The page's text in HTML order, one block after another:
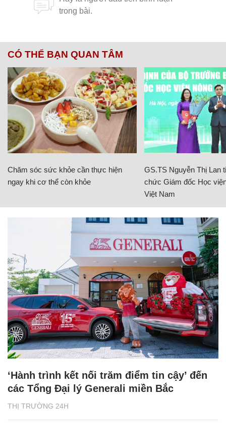
CÓ THỂ BẠN QUAN TÂM
Chăm sóc sức khỏe cần thực hiện
ngay khi cơ thể còn khỏe
GS.TS Nguyễn Thị Lan
chức Giám đốc Học
Việt Nam
THỊ TRƯỜNG 24H
‘Hành trình kết nối trăm điểm tin cậy’ đến
các Tổng Đại lý Generali miền Bắc